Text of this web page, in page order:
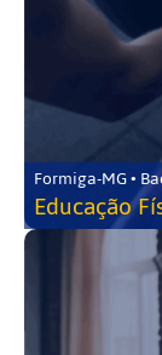
Formiga-MG •
Educação